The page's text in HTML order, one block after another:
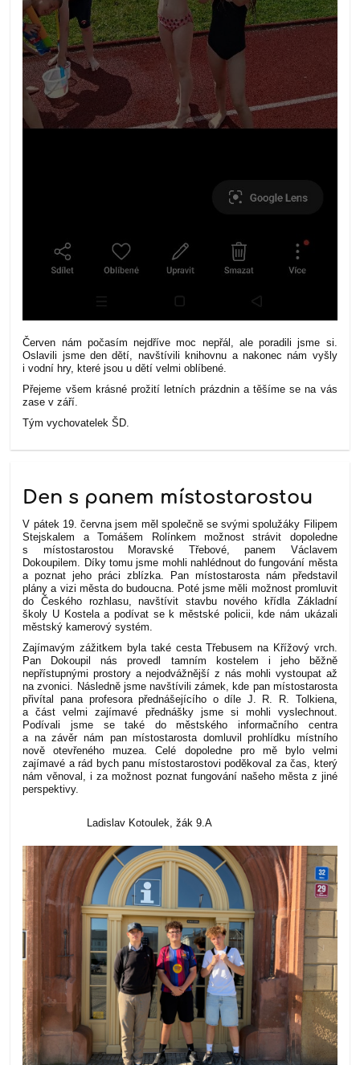
Červen nám počasím nejdříve moc nepřál, ale poradili jsme si.
Oslavili jsme den dětí, navštívili knihovnu a nakonec nám vyšly
i vodní hry, které jsou u dětí velmi oblíbené.
Přejeme všem krásné prožití letních prázdnin a těšíme se na vás
zase v září.
Tým vychovatelek ŠD.
Den s panem místostarostou
V pátek 19. června jsem měl společně se svými spolužáky Filipem
Stejskalem a Tomášem Rolínkem možnost strávit dopoledne
s místostarostou Moravské Třebové, panem Václavem
Dokoupilem. Díky tomu jsme mohli nahlédnout do fungování města
a poznat jeho práci zblízka.
Pan místostarosta nám představil
plány a vizi města do budoucna. Poté jsme měli možnost promluvit
do Českého rozhlasu, navštívit stavbu nového křídla Základní
školy U Kostela a podívat se k městské policii, kde nám ukázali
městský kamerový systém.
Zajímavým zážitkem byla také cesta Třebusem na Křížový vrch.
Pan Dokoupil nás provedl tamním kostelem i jeho běžně
nepřístupnými prostory a nejodvážnější z nás mohli vystoupat až
na zvonici.
Následně jsme navštívili zámek, kde pan místostarosta
přivítal pana profesora přednášejícího o díle J. R. R. Tolkiena,
a část velmi zajímavé přednášky jsme si mohli vyslechnout.
Podívali jsme se také do městského informačního centra
a na závěr nám pan místostarosta domluvil prohlídku místního
nově otevřeného muzea.Celé dopoledne pro mě bylo velmi
zajímavé a rád bych panu místostarostovi poděkoval za čas, který
nám věnoval, i za možnost poznat fungování našeho města z jiné
perspektivy.
Ladislav Kotoulek, žák 9.A